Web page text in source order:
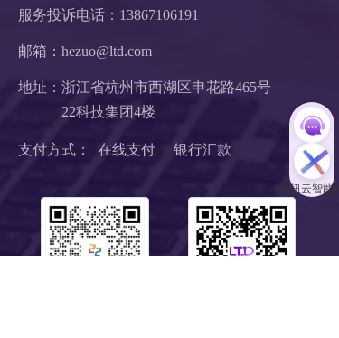
邮箱：hezuo@ltd.com
地址：浙江省杭州市西湖区申花路465号
支付方式：  在线支付     银行汇款
服务投诉电话： 13867106191
22科技集团4楼